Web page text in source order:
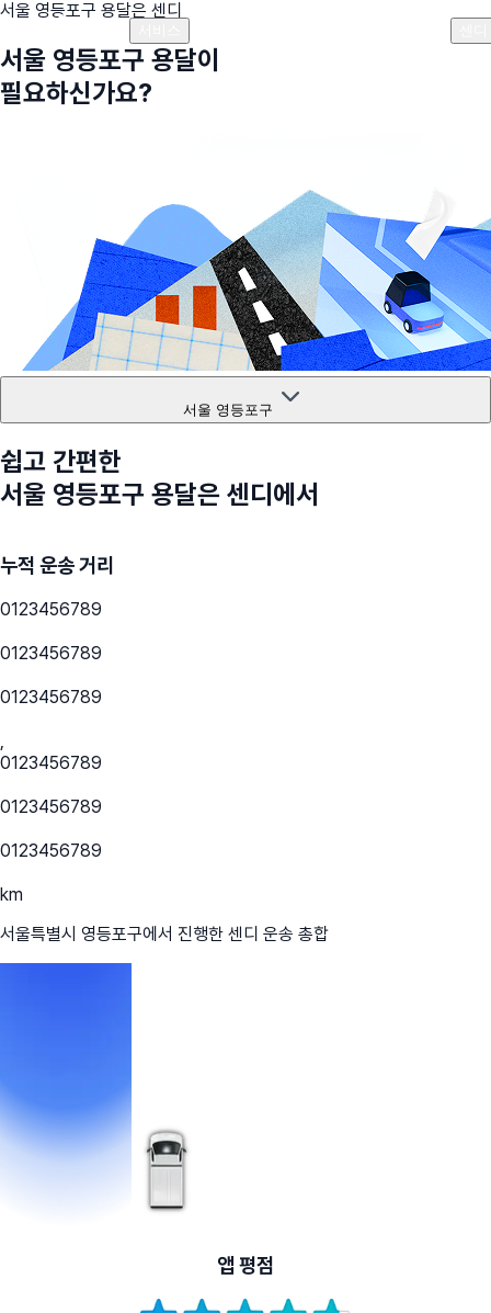
서울 영등포구 용달은 센디
서울 영등포구 용달이
필요하신가요?
서울 영등포구
쉽고 간편한
서울 영등포구 용달은 센디에서
누적 운송 거리
0123456789
0123456789
0123456789
,
0123456789
0123456789
0123456789
km
서울특별시 영등포구에서 진행한 센디 운송 총합
앱 평점